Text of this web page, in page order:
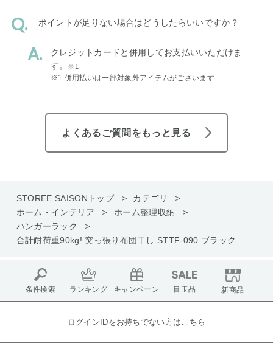
ポイントが足りない場合はどうしたらいいですか？
クレジットカードと併用してお支払いいただけま
す。
※1
※1 併用払いは一部対象外アイテムがございます
よくあるご質問をもっと見る
STOREE SAISONトップ
カテゴリ
ホーム・インテリア
ホーム整理収納
ハンガーラック
合計耐荷重90kg! 突っ張り布団干し STTF-090 ブラック
条件検索 ランキング キャンペーン 目玉品 新商品
ログインIDをお持ちでない方はこちら